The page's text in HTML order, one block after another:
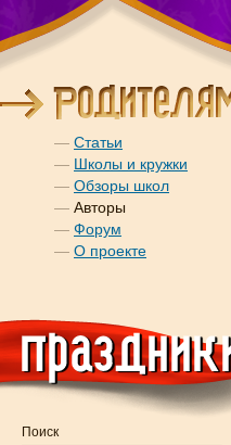
— Статьи
— Школы и кружки
— Обзоры школ
— Авторы
— Форум
— О проекте
Поиск